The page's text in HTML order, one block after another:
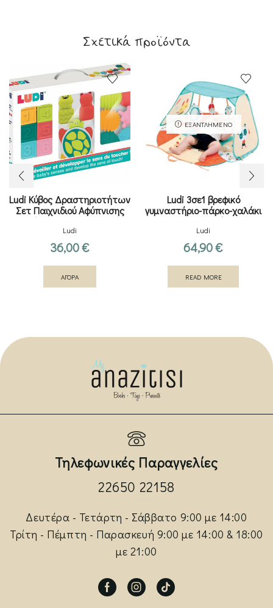
Σχετικά προϊόντα
Ludi Κύβος Δραστηριοτήτων
Σετ Παιχνιδιού Αφύπνισης
Αισθήσεων για 10+ Μηνών
Ludi
36,00€
ΑΓΟΡΑ
ΕΞΑΝΤΛΗΜΈΝΟ
Ludi 3σε1 βρεφικό
γυμναστήριο-πάρκο-χαλάκι
παιχνιδιού.
Ludi
64,90€
READ MORE
Τηλεφωνικές Παραγγελίες
22650 22158
Δευτέρα - Τετάρτη - Σάββατο 9:00 με 14:00
Τρίτη - Πέμπτη - Παρασκευή 9:00 με 14:00 & 18:00
με 21:00
FacebookInstagram
Tik-